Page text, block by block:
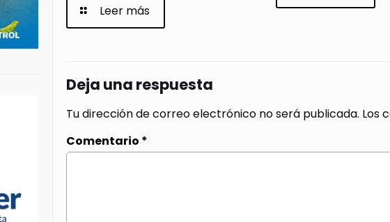
Leer más
Deja una respuesta
Tu dirección de correo electrónico no será publicada. Los
Comentario *